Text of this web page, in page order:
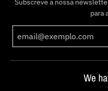
Subscreve a nossa
para
We